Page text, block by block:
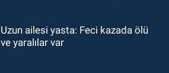
17:39Şampiyondan GMİS'e
Uzun ailesi yasta: Feci kazada ölü
ve yaralılar var